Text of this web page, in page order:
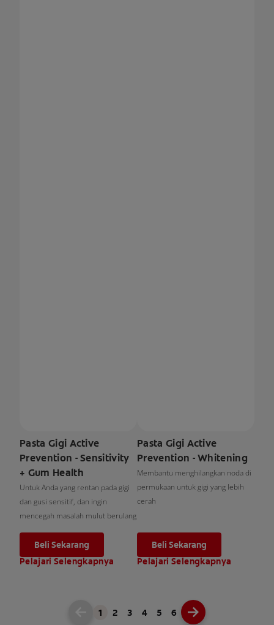
Pasta Gigi Active
Prevention - Sensitivity
+ Gum Health
Untuk Anda yang rentan pada gigi
dan gusi sensitif, dan ingin
mencegah masalah mulut berulang
Beli Sekarang
Pelajari Selengkapnya
Pasta Gigi Active
Prevention - Whitening
Membantu menghilangkan noda di
permukaan untuk gigi yang lebih
cerah
Beli Sekarang
Pelajari Selengkapnya
1 2 3 4 5 6